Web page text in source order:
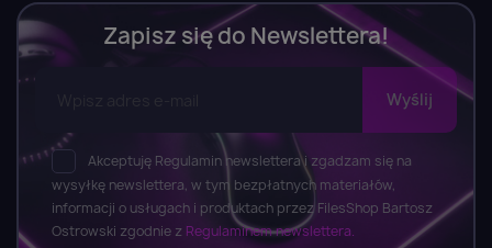
Zapisz się do Newslettera!
Akceptuję Regulamin newslettera i zgadzam się na
wysyłkę newslettera, w tym bezpłatnych materiałów,
informacji o usługach i produktach przez FilesShop Bartosz
Ostrowski zgodnie z Regulaminem newslettera.